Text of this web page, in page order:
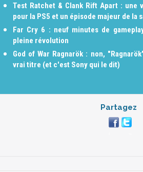
Test Ratchet & Clank Rift Apart : une
pour la PS5 et un épisode majeur de la
Far Cry 6 : neuf minutes de
pleine révolution
God of War Ragnarök : non,
vrai titre (et c'est Sony qui le dit)
Partagez